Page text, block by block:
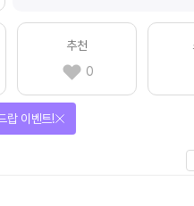
추천
0